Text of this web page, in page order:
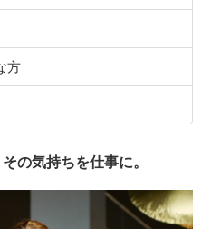
方
の気持ちを仕事に。